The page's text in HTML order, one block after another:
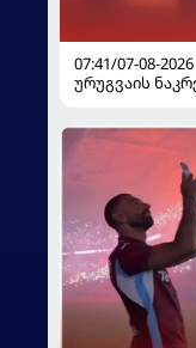
07:41/07-08-2026
ურუგვაის